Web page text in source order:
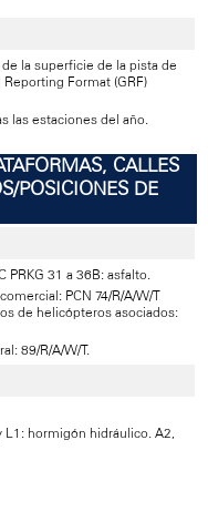
la superficie de la pista de
Format (GRF)
las estaciones del año.
CALLES
POSICIONES DE
PRKG 31 a 36B: asfalto.
PCN 74/R/A/W/T
de helicópteros asociados:
89/R/A/W/T.
L1: hormigón hidráulico. A2,